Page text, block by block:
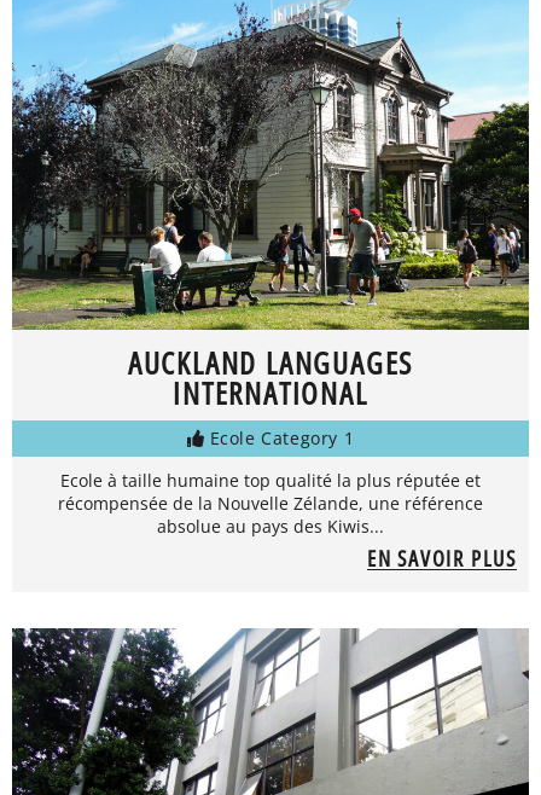
AUCKLAND LANGUAGES
INTERNATIONAL
Ecole Category 1
Ecole à taille humaine top qualité la plus réputée et
récompensée de la Nouvelle Zélande, une référence
absolue au pays des Kiwis...
EN SAVOIR PLUS